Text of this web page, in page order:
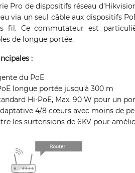
Pro de dispositifs réseau
via un seul câble aux dispositifs
fil. Ce commutateur est
de longue portée.
:
du PoE
longue portée jusqu'à 300 m
Hi-PoE, Max. 90 W pour un
4/8 cœurs avec moins de
les surtensions de 6KV pour